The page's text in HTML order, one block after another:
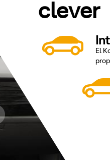
clever
El